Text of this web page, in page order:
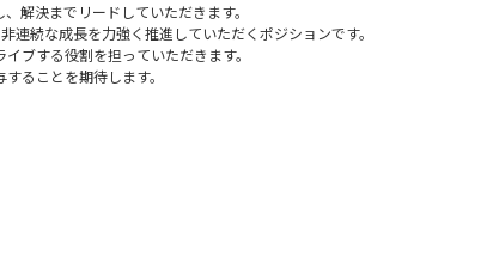
解決までリードしていただきます。
続な成長を力強く推進していただくポジションです。
ブする役割を担っていただきます。
ることを期待します。
通じて、急成長を支える組織基盤をつくっていただくことを期待します。
を推進いただける方を募集しております。
）